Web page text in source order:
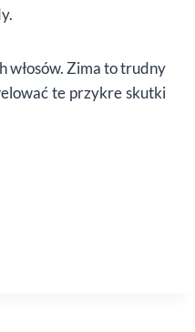
włosów. Zima to trudny
te przykre skutki